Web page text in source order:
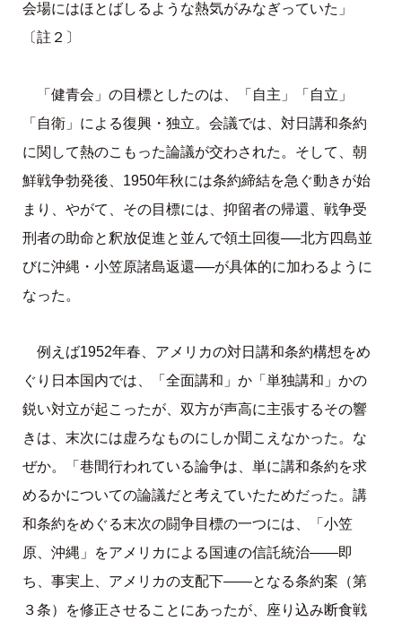
会場にはほとばしるような熱気がみなぎっていた」
〔註２〕
「健青会」の目標としたのは、「自主」「自立」
「自衛」による復興・独立。会議では、対日講和条約
に関して熱のこもった論議が交わされた。そして、朝
鮮戦争勃発後、1950年秋には条約締結を急ぐ動きが始
まり、やがて、その目標には、抑留者の帰還、戦争受
刑者の助命と釈放促進と並んで領土回復──北方四島並
びに沖縄・小笠原諸島返還──が具体的に加わるように
なった。
例えば1952年春、アメリカの対日講和条約構想をめ
ぐり日本国内では、「全面講和」か「単独講和」かの
鋭い対立が起こったが、双方が声高に主張するその響
きは、末次には虚ろなものにしか聞こえなかった。な
ぜか。「巷間行われている論争は、単に講和条約を求
めるかについての論議だと考えていたためだった。講
和条約をめぐる末次の闘争目標の一つには、「小笠
原、沖縄」をアメリカによる国連の信託統治――即
ち、事実上、アメリカの支配下――となる条約案（第
３条）を修正させることにあったが、座り込み断食戦